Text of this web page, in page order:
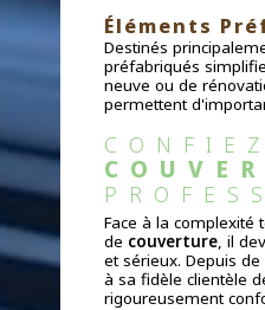
Éléments
Destinés
préfabriqués
neuve ou de
permettent
Face à la complexité
de couverture, il
et sérieux. Depuis
à sa fidèle clientèle
rigoureusement